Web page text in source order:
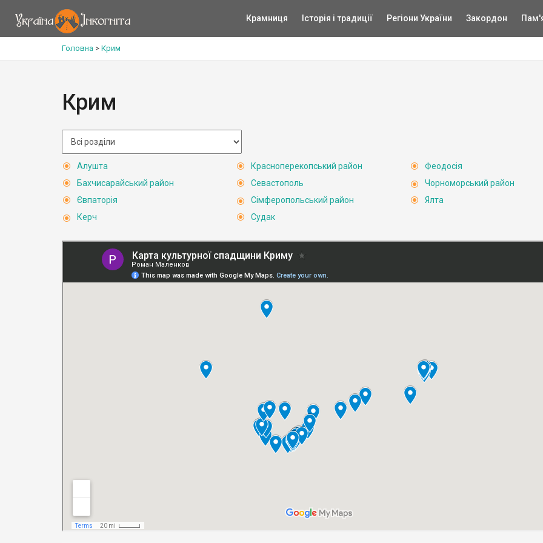
Крамниця Історія і традиції Регіони України Закордон
Головна > Крим
Крим
Алушта
Бахчисарайський район
Євпаторія
Керч
Красноперекопський район
Севастополь
Сімферопольський район
Судак
Феодосія
Чорноморський район
Ялта